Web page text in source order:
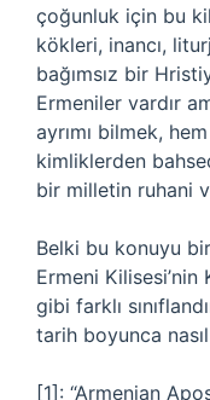
çoğunluk için bu
kökleri, inancı,
bağımsız bir
Ermeniler vardır
ayrımı bilmek,
kimliklerden
bir milletin ruhani
Belki bu konuyu
Ermeni
gibi farklı
tarih boyunca
[1]: “Armenian